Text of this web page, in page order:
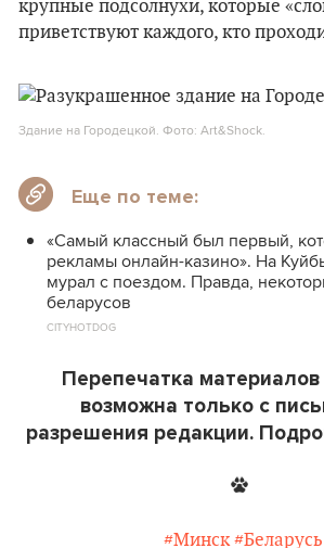
крупные подсолнухи, которые
приветствуют каждого, кто
Здание на Городецкой. Фото: Art&Shock.
Еще по теме:
«Самый классный был первый,
рекламы онлайн-казино». На
мурал с поездом. Правда,
беларусов
CITYHOTDOG
Перепечатка материалов
возможна только с
разрешения редакции.
#Минск #Беларусь